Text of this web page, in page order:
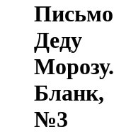
Письмо
Деду
Морозу.
Бланк,
№3